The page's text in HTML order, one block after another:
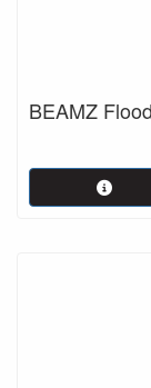
BEAMZ